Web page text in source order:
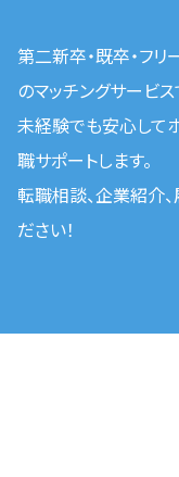
第二新卒・既卒・フ
のマッチングサービス
未経験でも安心して
職サポートします。
転職相談、企業紹介
ださい！